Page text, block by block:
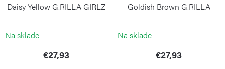
Daisy Yellow G.RILLA GIRLZ
Na sklade
€27,93
Goldish Brown G.RILLA
Na sklade
€27,93